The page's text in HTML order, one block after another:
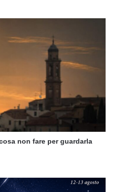
non fare per guardarla